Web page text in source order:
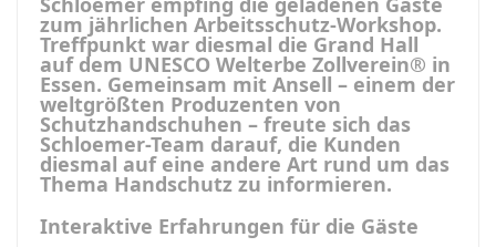
zum jährlichen Arbeitsschutz-Workshop.
Treffpunkt war diesmal die Grand Hall
auf dem UNESCO Welterbe Zollverein® in
Essen. Gemeinsam mit Ansell – einem der
weltgrößten Produzenten von
Schutzhandschuhen – freute sich das
Schloemer-Team darauf, die Kunden
diesmal auf eine andere Art rund um das
Thema Handschutz zu informieren.
Interaktive Erfahrungen für die Gäste